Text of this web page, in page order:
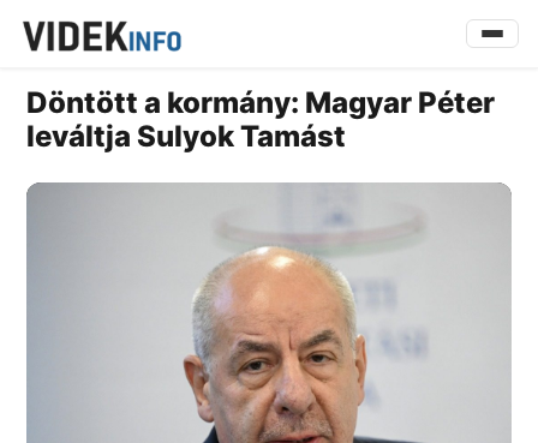
Döntött a kormány: Magyar Péter
leváltja Sulyok Tamást